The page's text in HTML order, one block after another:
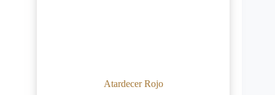
Atardecer Rojo